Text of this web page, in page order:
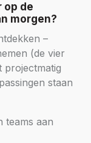
op de
morgen?
–
(de vier
projectmatig
staan
teams aan